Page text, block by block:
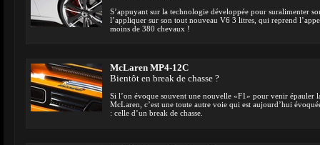
S’appuyant sur la technologie développée pour suralimenter
l’appliquer sur son tout nouveau V6 3 litres, qui reprend
moins de 380 chevaux !
McLaren MP4-12C
Bientôt en break de chasse ?
Si l’on évoque souvent une nouvelle «F1» pour venir épauler
McLaren, c’est une toute autre voie qui est aujourd’hui
: celle d’un break de chasse.